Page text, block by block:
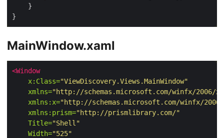
MainWindow.xaml
<Window
x:Class="ViewDiscovery.Views.MainWindow"
xmlns="http://schemas.microsoft.com/winfx/2006/
xmlns:x="http://schemas.microsoft.com/winfx/
xmlns:prism="http://prismlibrary.com/"
Title="Shell"
Width="525"